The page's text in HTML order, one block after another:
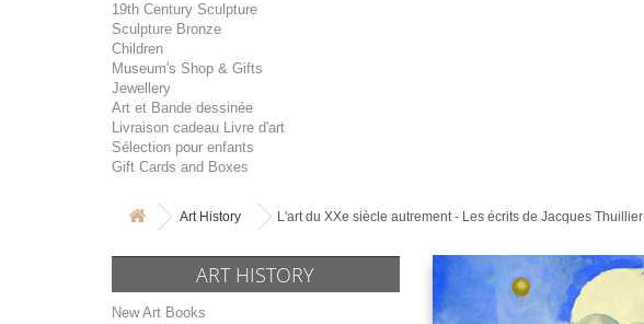
19th Century Sculpture
Sculpture Bronze
Children
Museum's Shop & Gifts
Jewellery
Art et Bande dessinée
Livraison cadeau Livre d'art
Sélection pour enfants
Gift Cards and Boxes
Art History L'art du XXe siècle autrement - Les écrits de Jacques Thuillier
ART HISTORY
New Art Books